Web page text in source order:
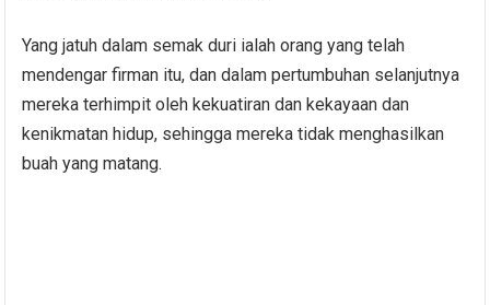
Yang jatuh dalam semak duri ialah orang yang telah
mendengar firman itu, dan dalam pertumbuhan selanjutnya
mereka terhimpit oleh kekuatiran dan kekayaan dan
kenikmatan hidup, sehingga mereka tidak menghasilkan
buah yang matang.